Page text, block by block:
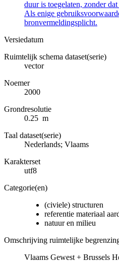
duur is toegelaten, zonder
Als enige
bronvermeldingsplicht.
Versiedatum
Ruimtelijk schema dataset(serie)
vector
Noemer
2000
Grondresolutie
0.25 m
Taal dataset(serie)
Nederlands; Vlaams
Karakterset
utf8
Categorie(en)
(civiele) structuren
referentie materiaal
natuur en milieu
Omschrijving ruimtelijke
Vlaams Gewest + Brussels